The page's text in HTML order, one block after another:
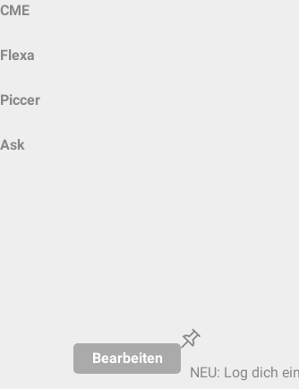
CME
Flexa
Piccer
Ask
Bearbeiten
NEU: Log dich